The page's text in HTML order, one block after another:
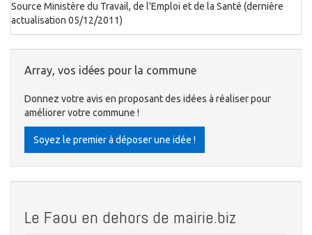
Source Ministère du Travail, de l'Emploi et de la Santé (dernière
actualisation 05/12/2011)
Array, vos idées pour la commune
Donnez votre avis en proposant des idées à réaliser pour
améliorer votre commune !
Soyez le premier à déposer une idée !
Le Faou en dehors de mairie.biz